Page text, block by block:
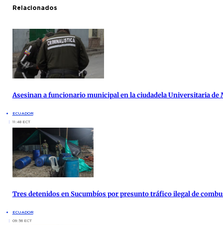
Relacionados
Asesinan a funcionario municipal en la ciudadela Universitaria de
ECUADOR
11:48 ECT
Tres detenidos en Sucumbíos por presunto tráfico ilegal de
ECUADOR
09:56 ECT